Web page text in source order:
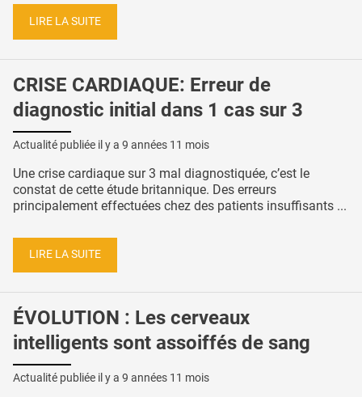
LIRE LA SUITE
CRISE CARDIAQUE: Erreur de
diagnostic initial dans 1 cas sur 3
Actualité publiée il y a 9 années 11 mois
Une crise cardiaque sur 3 mal diagnostiquée, c’est le
constat de cette étude britannique. Des erreurs
principalement effectuées chez des patients insuffisants ...
LIRE LA SUITE
ÉVOLUTION : Les cerveaux
intelligents sont assoiffés de sang
Actualité publiée il y a 9 années 11 mois